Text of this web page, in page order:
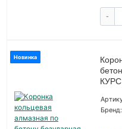
-
Новинка
Бренд: